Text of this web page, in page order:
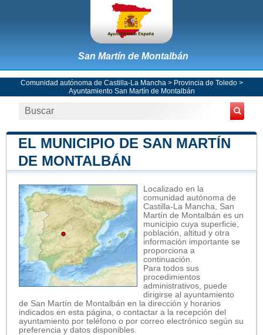
San Martín de Montalbán
Comunidad autónoma de Castilla-La Mancha > Provincia de Toledo>
Ayuntamiento San Martín de Montalbán
EL MUNICIPIO DE SAN MARTÍN
DE MONTALBÁN
Localizado en la
comunidad autónoma de
Castilla-La Mancha, San
Martín de Montalbán es un
municipio cuya superficie,
población, altitud y otra
información importante se
proporciona a
continuación.
Para todos sus
procedimientos
administrativos, puede
dirigirse al ayuntamiento
de San Martín de Montalbán en la dirección y horarios
indicados en esta página, o contactar a la recepción del
ayuntamiento por teléfono o por correo electrónico según su
preferencia y datos disponibles.